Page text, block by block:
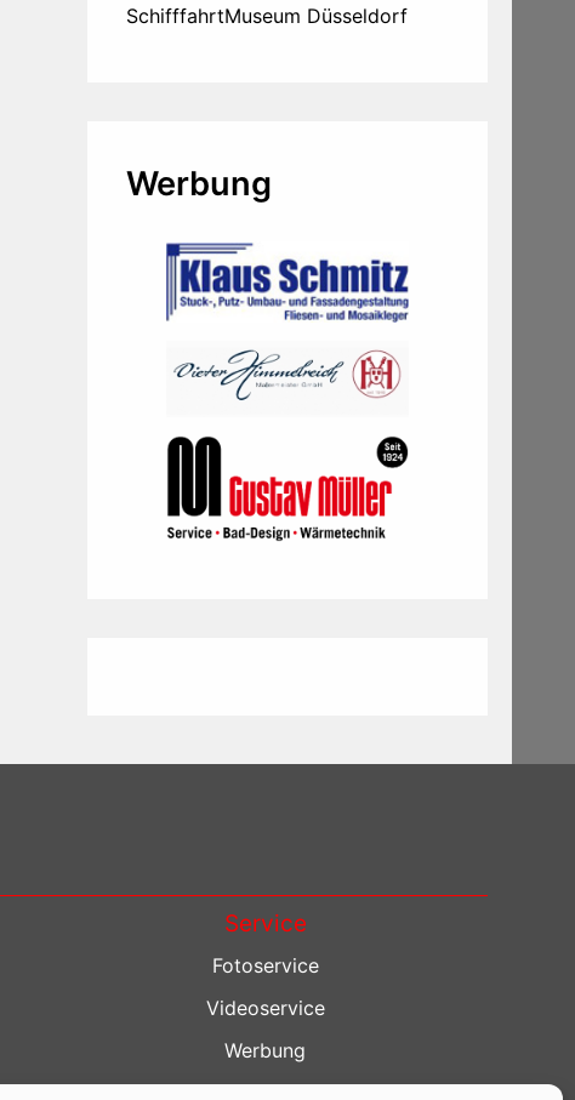
SchifffahrtMuseum Düsseldorf
Werbung
Service
Fotoservice
Videoservice
Werbung